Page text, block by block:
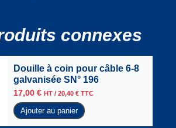
connexes
Douille à coin pour câble 6-8
galvanisée SN° 196
17,00 € HT / 20,40 € TTC
Ajouter au panier